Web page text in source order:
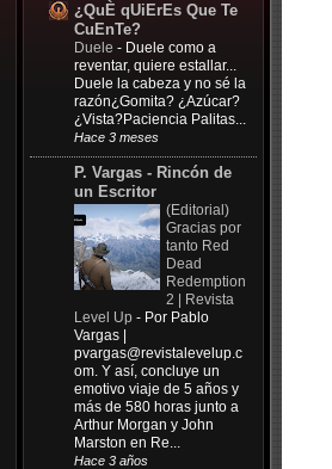
¿QuÈ qUiErEs Que Te
CuEnTe?
Duele - Duele como a
reventar, quiere estallar...
Duele la cabeza y no sé la
razón¿Gomita? ¿Azúcar?
¿Vista?Paciencia Palitas...
Hace 3 meses
P. Vargas - Rincón de
un Escritor
(Editorial)
Gracias por
tanto Red
Dead
Redemption
2 | Revista
Level Up - Por Pablo
Vargas |
pvargas@revistalevelup.c
om. Y así, concluye un
emotivo viaje de 5 años y
más de 580 horas junto a
Arthur Morgan y John
Marston en Re...
Hace 3 años